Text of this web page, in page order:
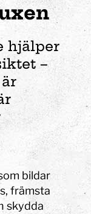
hjälper
–
bildar
främsta
skydda